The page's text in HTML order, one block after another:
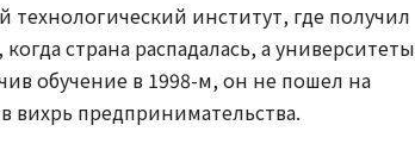
технологический институт, где получил
страна распадалась, а университеты
обучение в 1998-м, он не пошел на
вихрь предпринимательства.